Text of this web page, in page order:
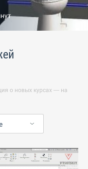
о новых курсах — на